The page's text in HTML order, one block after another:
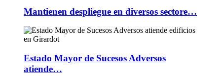
Mantienen despliegue en diversos sectore…
Estado Mayor de Sucesos Adversos
atiende…